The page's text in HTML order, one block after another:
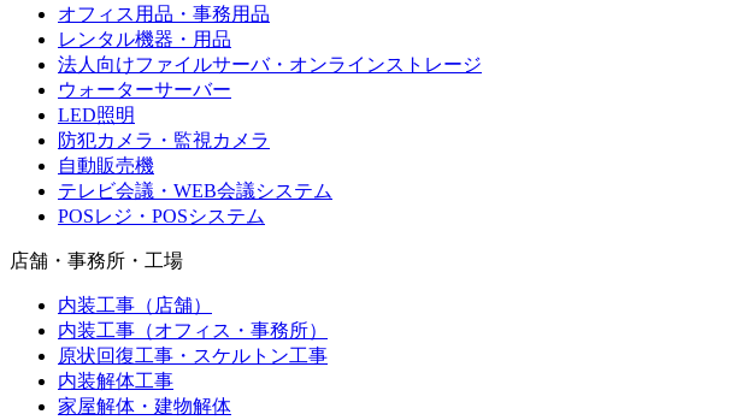
オフィス用品・事務用品
レンタル機器・用品
法人向けファイルサーバ・オンラインストレージ
ウォーターサーバー
LED照明
防犯カメラ・監視カメラ
自動販売機
テレビ会議・WEB会議システム
POSレジ・POSシステム
店舗・事務所・工場
内装工事（店舗）
内装工事（オフィス・事務所）
原状回復工事・スケルトン工事
内装解体工事
家屋解体・建物解体